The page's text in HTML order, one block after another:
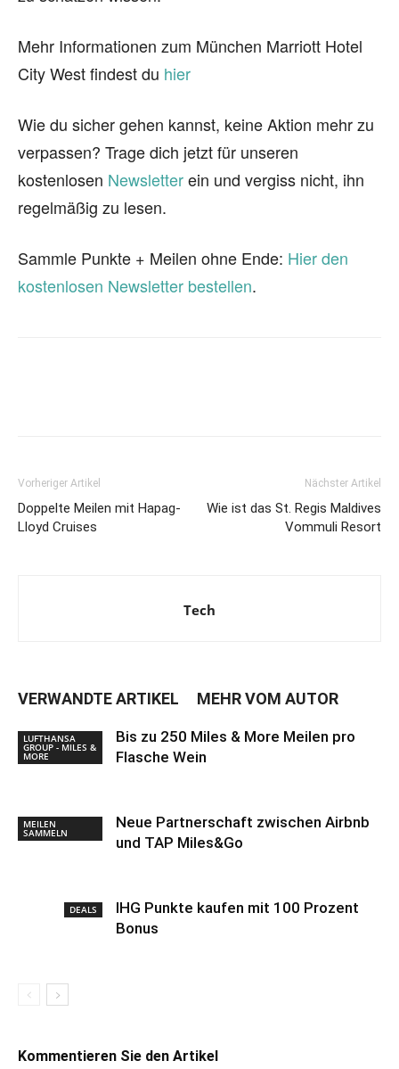
Mehr Informationen zum München Marriott Hotel
City West findest du hier
Wie du sicher gehen kannst, keine Aktion mehr zu
verpassen? Trage dich jetzt für unseren
kostenlosen Newsletterein und vergiss nicht, ihn
regelmäßig zu lesen.
Sammle Punkte + Meilen ohne Ende: Hier den
kostenlosen Newsletter bestellen.
Vorheriger Artikel
Doppelte Meilen mit Hapag-
Lloyd Cruises
Nächster Artikel
Wie ist das St. Regis Maldives
Vommuli Resort
Tech
VERWANDTE ARTIKEL MEHR VOM AUTOR
LUFTHANSA
GROUP - MILES &
MORE
Bis zu 250 Miles & More Meilen pro
Flasche Wein
MEILEN
SAMMELN
Neue Partnerschaft zwischen Airbnb
und TAP Miles&Go
DEALS
IHG Punkte kaufen mit 100 Prozent
Bonus
Kommentieren Sie den Artikel